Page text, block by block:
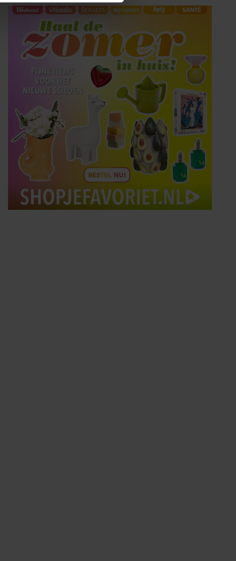
media te bieden en om ons
partners voor social
informatie die u aan ze heeft
met onze cookies als u